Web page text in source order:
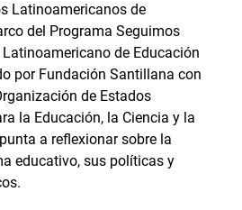
Latinoamericanos de
del Programa Seguimos
de Educación
por Fundación Santillana con
de Estados
la Educación, la Ciencia y la
a reflexionar sobre la
educativo, sus políticas y